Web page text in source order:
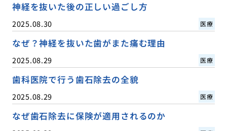
神経を抜いた後の正しい過ごし方
2025.08.30 医療
なぜ？神経を抜いた歯がまた痛む理由
2025.08.29 医療
歯科医院で行う歯石除去の全貌
2025.08.29 医療
なぜ歯石除去に保険が適用されるのか